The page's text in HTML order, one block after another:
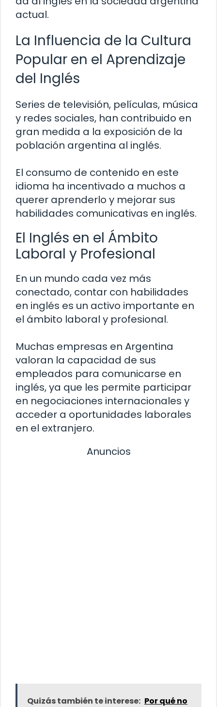
actual.
La Influencia de la Cultura
Popular en el Aprendizaje
del Inglés
Series de televisión, películas, música
y redes sociales, han contribuido en
gran medida a la exposición de la
población argentina al inglés.
El consumo de contenido en este
idioma ha incentivado a muchos a
querer aprenderlo y mejorar sus
habilidades comunicativas en inglés.
El Inglés en el Ámbito
Laboral y Profesional
En un mundo cada vez más
conectado, contar con habilidades
en inglés es un activo importante en
el ámbito laboral y profesional.
Muchas empresas en Argentina
valoran la capacidad de sus
empleados para comunicarse en
inglés, ya que les permite participar
en negociaciones internacionales y
acceder a oportunidades laborales
en el extranjero.
Anuncios
Quizás también te interese: Por qué no